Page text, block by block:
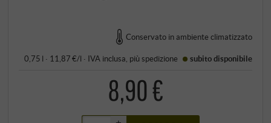
Conservato in ambiente climatizzato
0,75 l · 11,87 €/l · IVA inclusa , piùspedizione subito disponibile
8,90 €